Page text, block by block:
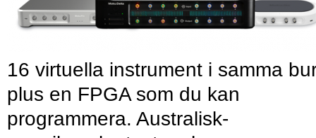
16 virtuella instrument i samma
plus en FPGA som du kan
programmera. Australisk-